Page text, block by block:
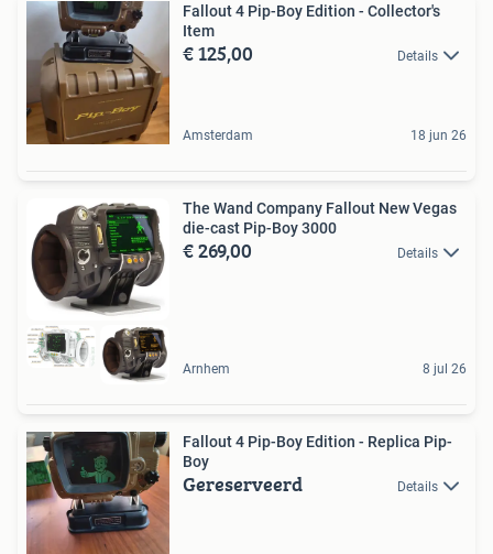
Fallout 4 Pip-Boy Edition - Collector's
Item
€ 125,00 Details
Amsterdam 18 jun 26
The Wand Company Fallout New Vegas
die-cast Pip-Boy 3000
€ 269,00 Details
Arnhem 8 jul 26
Fallout 4 Pip-Boy Edition - Replica Pip-
Boy
Gereserveerd Details